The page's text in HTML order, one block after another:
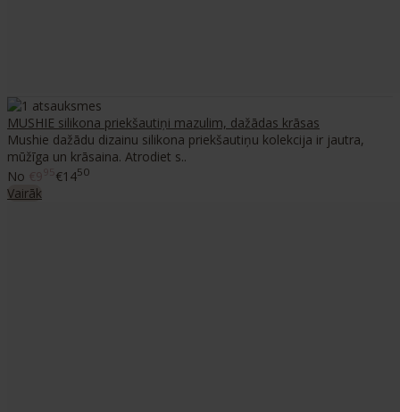
MUSHIE silikona priekšautiņi mazulim, dažādas krāsas
Mushie dažādu dizainu silikona priekšautiņu kolekcija ir jautra,
mūžīga un krāsaina. Atrodiet s..
No
€1450
Vairāk